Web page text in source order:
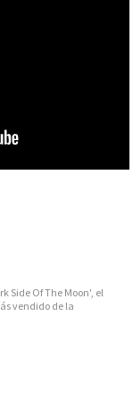
Side Of The Moon', el
vendido de la